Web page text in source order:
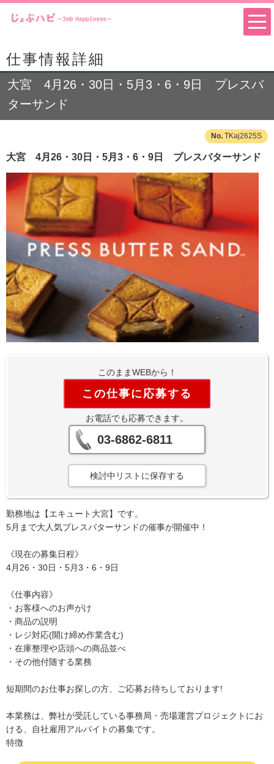
仕事情報詳細
大宮 4月26・30日・5月3・6・9日 プレスバ
ターサンド
TKaj2625S
大宮 4月26・30日・5月3・6・9日 プレスバターサンド
このままWEBから！
この仕事に応募する
お電話でも応募できます。
03-6862-6811
検討中リストに保存する
勤務地は【エキュート大宮】です。
5月まで大人気プレスバターサンドの催事が開催中！
《現在の募集日程》
4月26・30日・5月3・6・9日
《仕事内容》
・お客様へのお声がけ
・商品の説明
・レジ対応(開け締め作業含む)
・在庫整理や店頭への商品並べ
・その他付随する業務
短期間のお仕事お探しの方、ご応募お待ちしております!
本業務は、弊社が受託している事務局・売場運営プロジェクトにお
ける、自社雇用アルバイトの募集です。
特徴